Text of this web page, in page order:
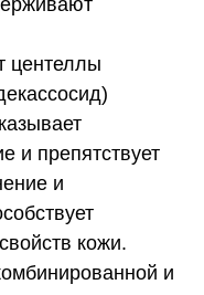
центеллы
и препятствует
и
кожи.
и